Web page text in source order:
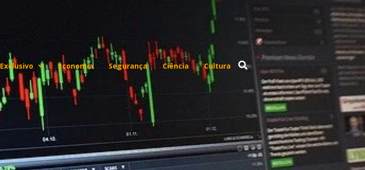
Exclusivo Economia Segurança Ciência Cultura